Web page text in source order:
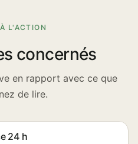
L'ACTION
concernés
en rapport avec ce que
de lire.
24 h